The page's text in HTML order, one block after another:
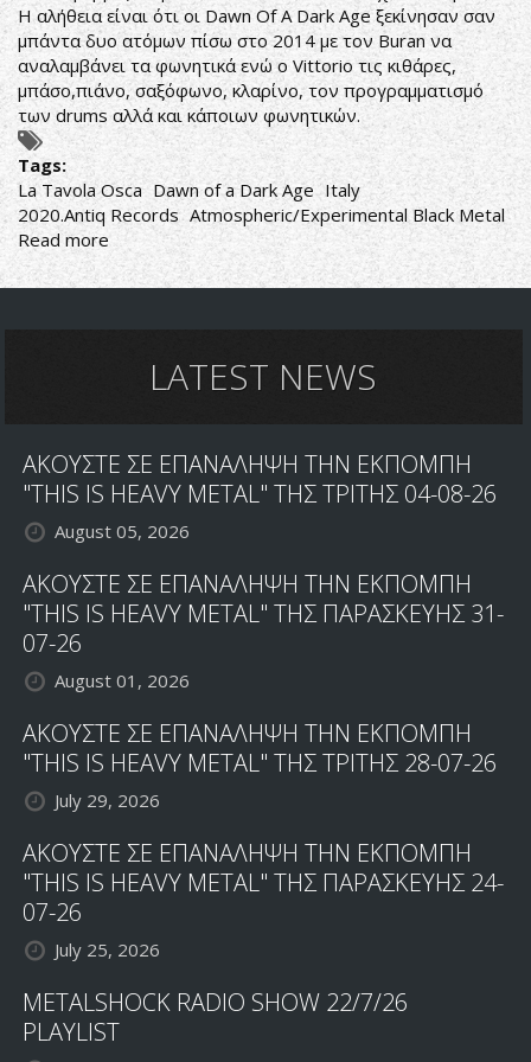
Η αλήθεια είναι ότι οι Dawn Of A Dark Age ξεκίνησαν σαν
μπάντα δυο ατόμων πίσω στο 2014 με τον Buran να
αναλαμβάνει τα φωνητικά ενώ ο Vittorio τις κιθάρες,
μπάσο,πιάνο, σαξόφωνο, κλαρίνο, τον προγραμματισμό
των drums αλλά και κάποιων φωνητικών.
Tags:
La Tavola Osca Dawn of a Dark Age Italy
2020.Antiq Records Atmospheric/Experimental Black Metal
Read more about
Dawn
of
LATEST NEWS
ΑΚΟΥΣΤΕ ΣΕ ΕΠΑΝΑΛΗΨΗ ΤΗΝ ΕΚΠΟΜΠΗ
"THIS IS HEAVY METAL" ΤΗΣ ΤΡΙΤΗΣ 04-08-26
August 05, 2026
ΑΚΟΥΣΤΕ ΣΕ ΕΠΑΝΑΛΗΨΗ ΤΗΝ ΕΚΠΟΜΠΗ
"THIS IS HEAVY METAL" ΤΗΣ ΠΑΡΑΣΚΕΥΗΣ 31-
07-26
August 01, 2026
ΑΚΟΥΣΤΕ ΣΕ ΕΠΑΝΑΛΗΨΗ ΤΗΝ ΕΚΠΟΜΠΗ
"THIS IS HEAVY METAL" ΤΗΣ ΤΡΙΤΗΣ 28-07-26
July 29, 2026
ΑΚΟΥΣΤΕ ΣΕ ΕΠΑΝΑΛΗΨΗ ΤΗΝ ΕΚΠΟΜΠΗ
"THIS IS HEAVY METAL" ΤΗΣ ΠΑΡΑΣΚΕΥΗΣ 24-
07-26
July 25, 2026
METALSHOCK RADIO SHOW 22/7/26
PLAYLIST